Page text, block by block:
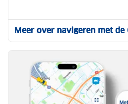
Meer over navigeren met de